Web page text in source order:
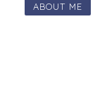
ABOUT ME